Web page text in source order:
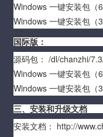
Windows 一键安装包（
Windows 一键安装包（
国际版：
源码包： /dl/chanzhi/
Windows 一键安装包（
Windows 一键安装包（
三、安装和升级文档
安装文档： http://